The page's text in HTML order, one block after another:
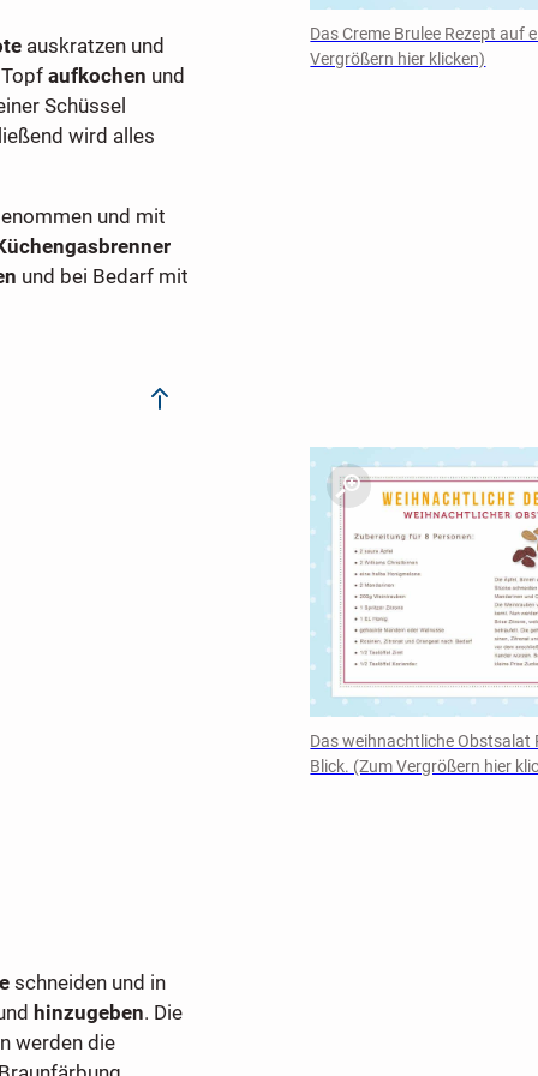
Das Creme Brulee Rezept auf
Vergrößern hier klicken)
auskratzen und
aufkochen und
Schüssel
wird alles
und mit
und bei Bedarf mit
Das weihnachtliche Obstsalat
Blick. (Zum Vergrößern hier
schneiden und in
hinzugeben. Die
werden die